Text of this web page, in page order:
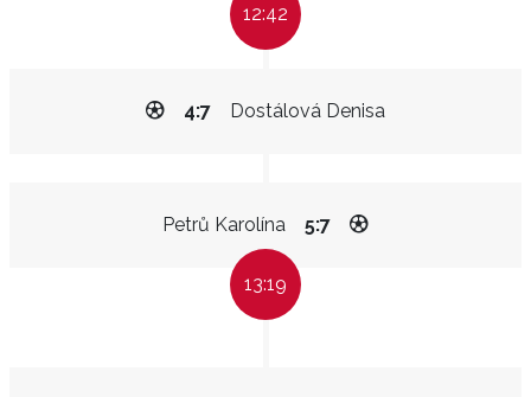
12:42
Dostálová Denisa
4:7
Petrů Karolína 5:7
13:19